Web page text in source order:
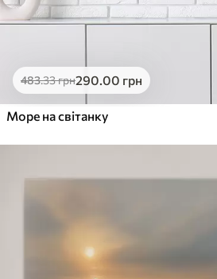
483.33грн290 .00 грн
Море на світанку